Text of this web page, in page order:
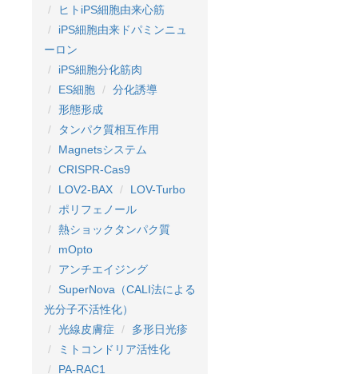
ヒトiPS細胞由来心筋
iPS細胞由来ドパミンニュ
ーロン
iPS細胞分化筋肉
ES細胞
分化誘導
形態形成
タンパク質相互作用
Magnetsシステム
CRISPR-Cas9
LOV2-BAX
LOV-Turbo
ポリフェノール
熱ショックタンパク質
mOpto
アンチエイジング
SuperNova（CALI法による
光分子不活性化）
光線皮膚症
多形日光疹
ミトコンドリア活性化
PA-RAC1